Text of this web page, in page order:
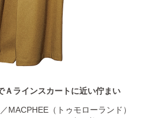
Ａラインスカートに近い佇まい
MACPHEE（トゥモローランド）